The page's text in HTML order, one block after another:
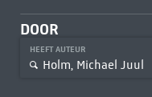
DOOR
HEEFT AUTEUR
Holm, Michael Juul